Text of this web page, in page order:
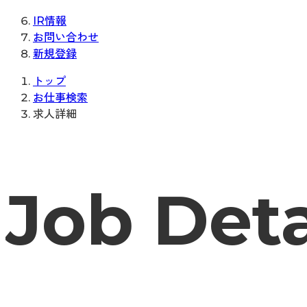
IR情報
お問い合わせ
新規登録
トップ
お仕事検索
求人詳細
Job